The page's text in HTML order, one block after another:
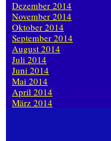
Dezember 2014
November 2014
Oktober 2014
September 2014
August 2014
Juli 2014
Juni 2014
Mai 2014
April 2014
März 2014